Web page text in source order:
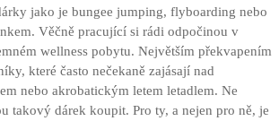
jako je bungee jumping, flyboarding nebo
Věčně pracující si rádi odpočinou v
wellness pobytu. Největším překvapením
které často nečekaně zajásají nad
nebo akrobatickým letem letadlem. Ne
takový dárek koupit. Pro ty, a nejen pro ně, je